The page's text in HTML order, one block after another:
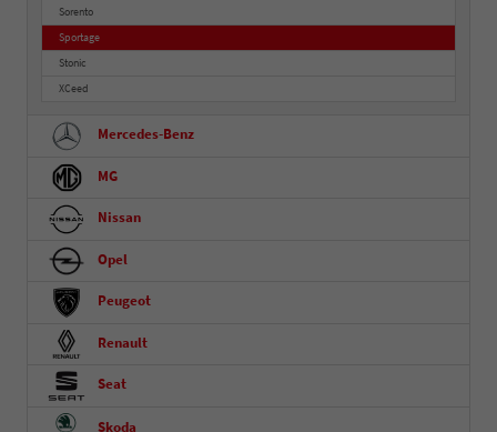
Sorento
Sportage
Stonic
XCeed
Mercedes-Benz
MG
Nissan
Opel
Peugeot
Renault
Seat
Skoda